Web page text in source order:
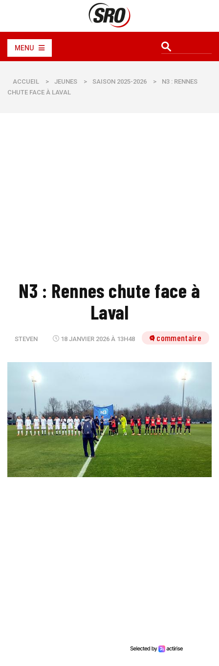
MENU
ACCUEIL > JEUNES > SAISON 2025-2026 >
N3 : RENNES
CHUTE FACE À LAVAL
N3 : Rennes chute face à
Laval
STEVEN 18 JANVIER 2026 À 13H48 1 commentaire